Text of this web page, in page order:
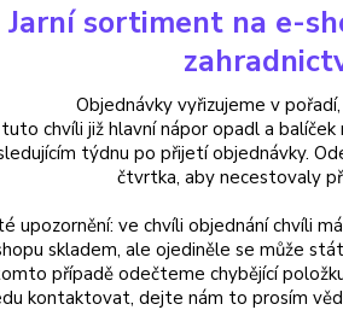
Balkónové rostliny Oleandr žlutý- Nerium
žlutý- Nerium
Jarní sortiment na e-
Objednávky vyřizujeme v pořadí,
chvíli již hlavní nápor opadl a
týdnu po přijetí objednávky.
čtvrtka, aby necestovaly
upozornění: ve chvíli objednání chvíli
skladem, ale ojediněle se může
případě odečteme chybějící
kontaktovat, dejte nám to prosím